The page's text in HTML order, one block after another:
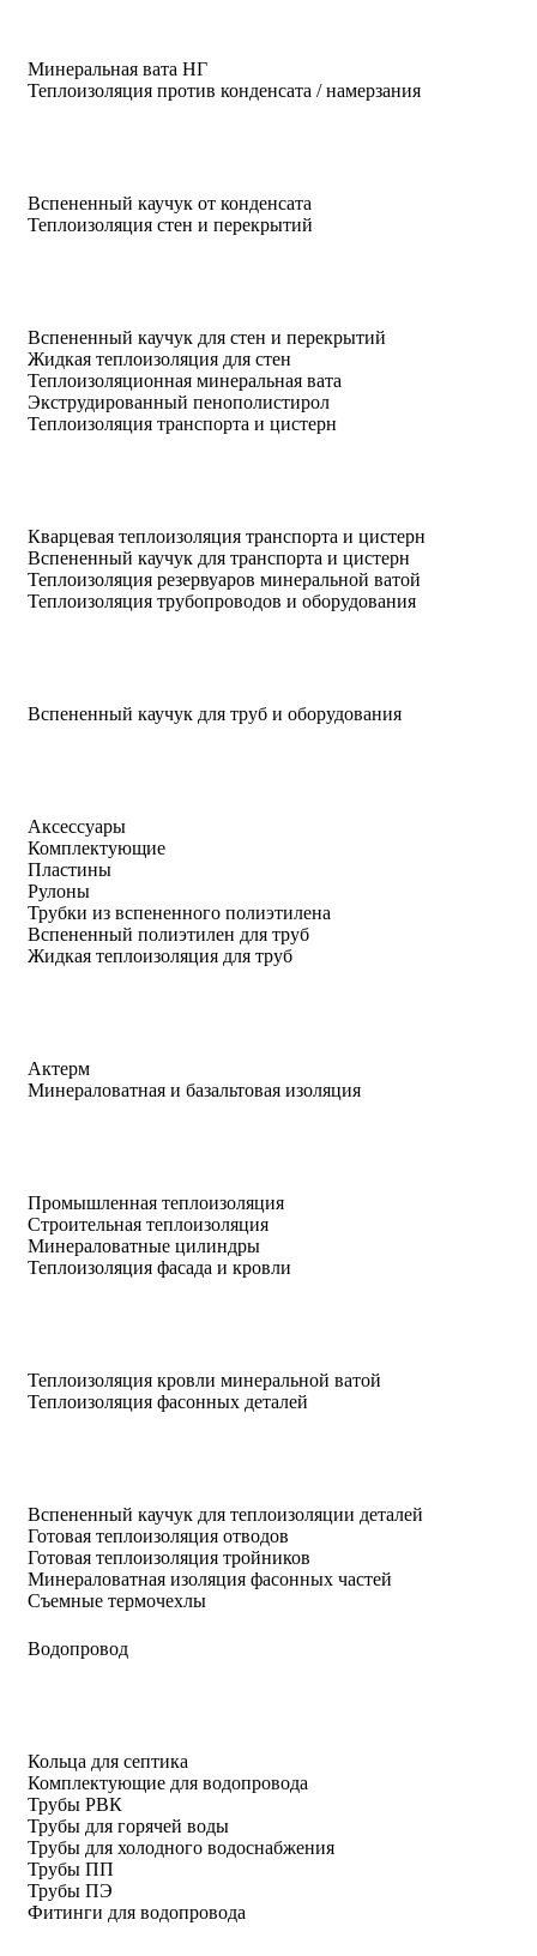
Минеральная вата НГ
Теплоизоляция против конденсата / намерзания
Вспененный каучук от конденсата
Теплоизоляция стен и перекрытий
Вспененный каучук для стен и перекрытий
Жидкая теплоизоляция для стен
Теплоизоляционная минеральная вата
Экструдированный пенополистирол
Теплоизоляция транспорта и цистерн
Кварцевая теплоизоляция транспорта и цистерн
Вспененный каучук для транспорта и цистерн
Теплоизоляция резервуаров минеральной ватой
Теплоизоляция трубопроводов и оборудования
Вспененный каучук для труб и оборудования
Аксессуары
Комплектующие
Пластины
Рулоны
Трубки из вспененного полиэтилена
Вспененный полиэтилен для труб
Жидкая теплоизоляция для труб
Актерм
Минераловатная и базальтовая изоляция
Промышленная теплоизоляция
Строительная теплоизоляция
Минераловатные цилиндры
Теплоизоляция фасада и кровли
Теплоизоляция кровли минеральной ватой
Теплоизоляция фасонных деталей
Вспененный каучук для теплоизоляции деталей
Готовая теплоизоляция отводов
Готовая теплоизоляция тройников
Минераловатная изоляция фасонных частей
Съемные термочехлы
Водопровод
Кольца для септика
Комплектующие для водопровода
Трубы РВК
Трубы для горячей воды
Трубы для холодного водоснабжения
Трубы ПП
Трубы ПЭ
Фитинги для водопровода